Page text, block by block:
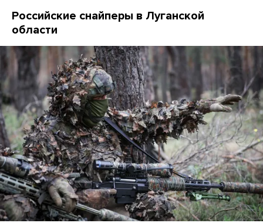
Российские снайперы в Луганской
области